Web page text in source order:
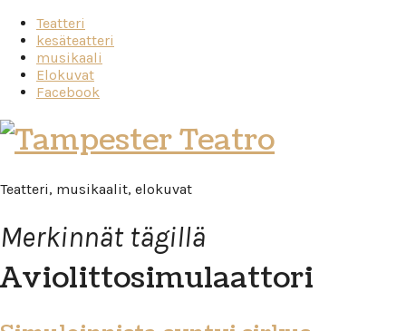
Teatteri
kesäteatteri
musikaali
Elokuvat
Facebook
Tampester
Teatro
Teatteri, musikaalit, elokuvat
Merkinnät tägillä
Aviolittosimulaattori